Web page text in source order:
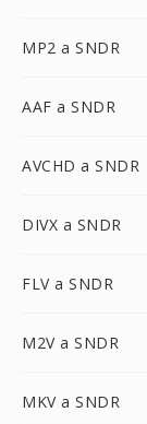
MP2 a SNDR
AAF a SNDR
AVCHD a SNDR
DIVX a SNDR
FLV a SNDR
M2V a SNDR
MKV a SNDR